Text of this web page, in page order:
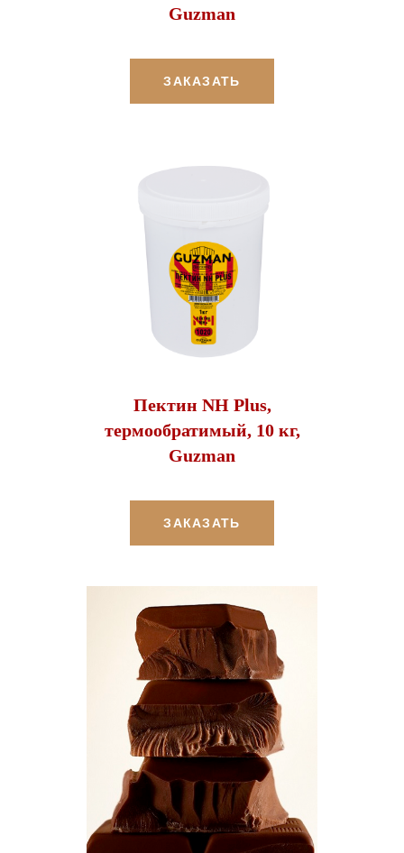
Guzman
ЗАКАЗАТЬ
Пектин NH Plus,
термообратимый, 10 кг,
Guzman
ЗАКАЗАТЬ